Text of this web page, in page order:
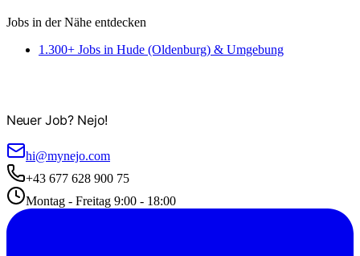
Jobs in der Nähe entdecken
1.300+ Jobs in Hude (Oldenburg) & Umgebung
Neuer Job? Nejo!
hi@mynejo.com
+43 677 628 900 75
Montag - Freitag 9:00 - 18:00